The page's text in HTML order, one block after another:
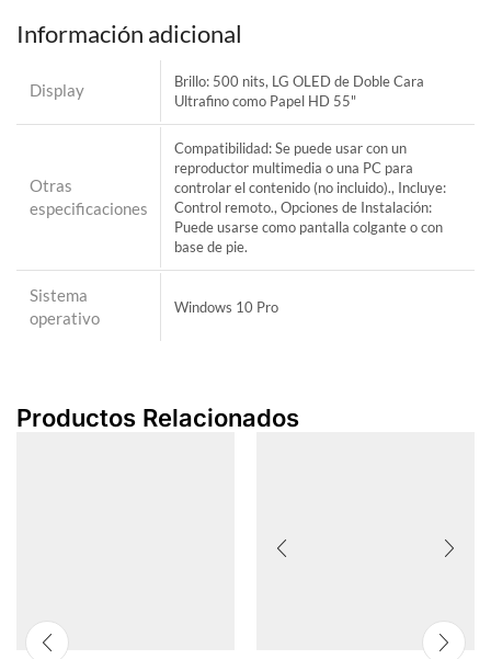
Información adicional
Display
Brillo: 500 nits, LG OLED de Doble Cara
Ultrafino como Papel HD 55"
Otras
especificaciones
Compatibilidad: Se puede usar con un
reproductor multimedia o una PC para
controlar el contenido (no incluido)., Incluye:
Control remoto., Opciones de Instalación:
Puede usarse como pantalla colgante o con
base de pie.
Sistema
operativo
Windows 10 Pro
Productos Relacionados